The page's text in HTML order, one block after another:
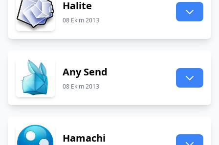
Halite
08 Ekim 2013
Any Send
08 Ekim 2013
Hamachi